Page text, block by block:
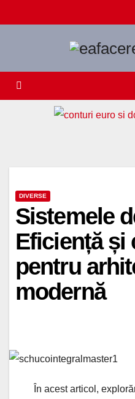
to
DIVERSE
Sistemele
Eficiență și
pentru
modernă
În acest articol,